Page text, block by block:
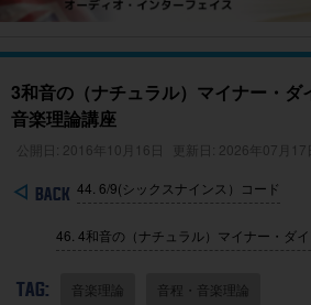
3和音の（ナチュラル）マイナー・ダ
音楽理論講座
公開日: 2016年10月16日 更新日: 2026年07月17日
44. 6/9(シックスナインス）コード
46. 4和音の（ナチュラル）マイナー・ダ
TAG: 音楽理論 音程・音楽理論